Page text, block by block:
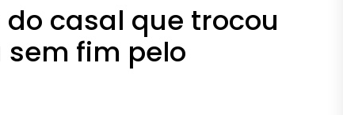
casal que trocou
fim pelo